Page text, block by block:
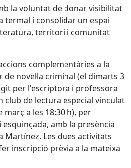
la voluntat de donar visibilitat
termal i consolidar un espai
territori i comunitat
complementàries a la
novel·la criminal (el dimarts 3
per l'escriptora i professora
club de lectura especial vinculat
març a les 18:30 h), per
amb la presència
Martínez. Les dues activitats
inscripció prèvia a la mateixa